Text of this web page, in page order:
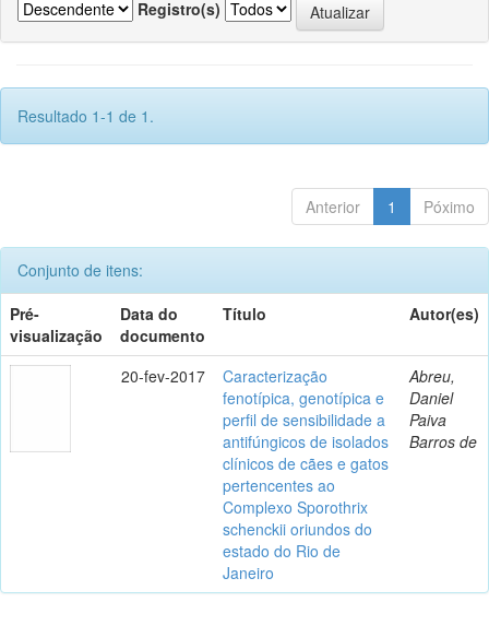
Registro(s)
Resultado 1-1 de 1.
Anterior 1 Póximo
Conjunto de itens:
Pré-
visualização
Data do
documento
Título Autor(es)
20-fev-2017
Caracterização
fenotípica, genotípica e
perfil de sensibilidade a
antifúngicos de isolados
clínicos de cães e gatos
pertencentes ao
Complexo Sporothrix
schenckii oriundos do
estado do Rio de
Janeiro
Abreu,
Daniel
Paiva
Barros de